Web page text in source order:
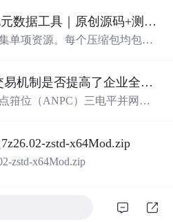
与传统PID控制相结合的
时变及非线性水下环境中的自
控制器的比例、积分和微分参
响应速度、超调量等性能指标
真实验验证了该复合控制策略
习在智能水下装备自主控制领
编程能力的研究生、科研
动控制系统设计与开发；②开
视频模型GGUF量化元数据工具｜原创源码+测试+离线报告
单项资源。每个压缩包均包含
说明、功能清单、MIT License
可直接运行，零第三方运行
顶刊复现：排污权交易机制是否提高了企业全要素生产率 -来自中国上市公司的证据（论文+数据）
箝位（ANPC）三电平并网逆
略。通过深入分析ANPC三电
点电位可控性及输出谐波低等
流电压的总谐波畸变率，优化
锁相技术精准剥离电网电压中
zstd-x64Mod.zip
zstd-x64Mod.zip